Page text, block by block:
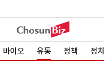
바이오 유통 정책 정치